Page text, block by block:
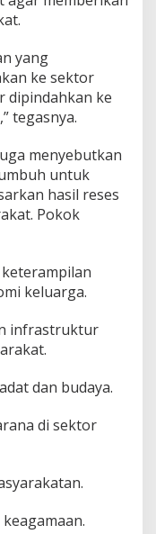
yang
ke sektor
dipindahkan ke
tegasnya.
menyebutkan
untuk
hasil reses
Pokok
keluarga.
infrastruktur
dan budaya.
di sektor